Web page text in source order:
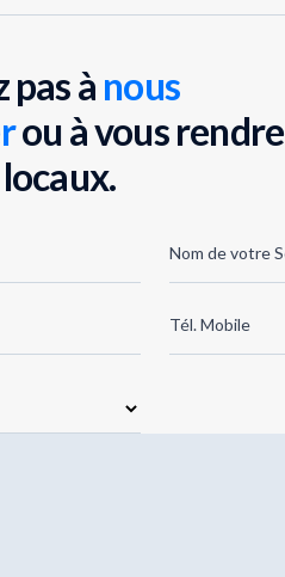
pas à nous
ou à vous rendre